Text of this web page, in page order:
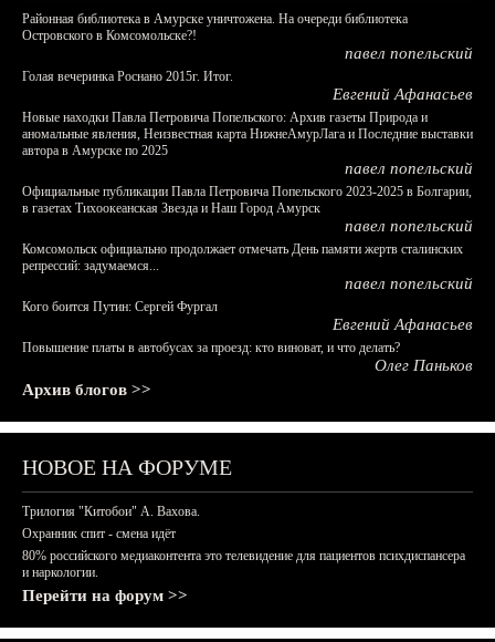
Районная библиотека в Амурске уничтожена. На очереди библиотека
Островского в Комсомольске?!
павел попельский
Голая вечеринка Роснано 2015г. Итог.
Евгений Афанасьев
Новые находки Павла Петровича Попельского: Архив газеты Природа и
аномальные явления, Неизвестная карта НижнеАмурЛага и Последние выставки
автора в Амурске по 2025
павел попельский
Официальные публикации Павла Петровича Попельского 2023-2025 в Болгарии,
в газетах Тихоокеанская Звезда и Наш Город Амурск
павел попельский
Комсомольск официально продолжает отмечать День памяти жертв сталинских
репрессий: задумаемся...
павел попельский
Кого боится Путин: Сергей Фургал
Евгений Афанасьев
Повышение платы в автобусах за проезд: кто виноват, и что делать?
Олег Паньков
Архив блогов >>
НОВОЕ НА ФОРУМЕ
Трилогия "Китобои" А. Вахова.
Охранник спит - смена идёт
80% российского медиаконтента это телевидение для пациентов психдиспансера
и наркологии.
Перейти на форум >>